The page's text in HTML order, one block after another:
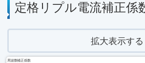
定格リプル電流補正係
拡大表示する
周波数補正係数